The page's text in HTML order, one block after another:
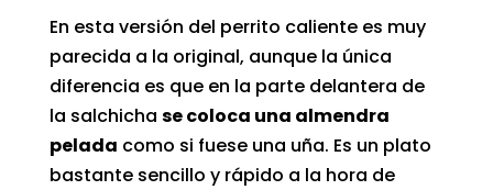
En esta versión del perrito caliente es muy
parecida a la original, aunque la única
diferencia es que en la parte delantera de
la salchicha se coloca una almendra
pelada como si fuese una uña. Es un plato
bastante sencillo y rápido a la hora de